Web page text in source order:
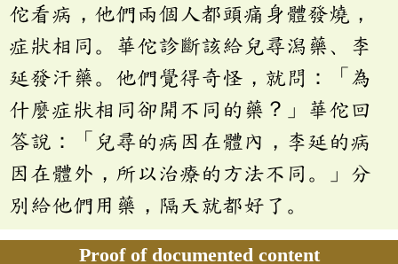
佗看病，他們兩個人都頭痛身體發燒，
症狀相同。華佗診斷該給兒尋潟藥、李
延發汗藥。他們覺得奇怪，就問：「為
什麼症狀相同卻開不同的藥？」華佗回
答說：「兒尋的病因在體內，李延的病
因在體外，所以治療的方法不同。」分
別給他們用藥，隔天就都好了。
Proof of documented content